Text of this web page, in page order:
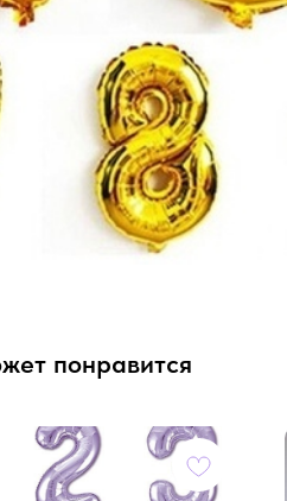
понравится